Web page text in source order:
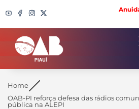
Search
Home
OAB-PI reforça defesa das rádios
pública na ALEPI